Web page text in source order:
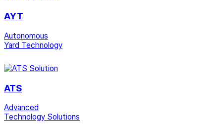
AYT
Autonomous
Yard Technology
ATS
Advanced
Technology Solutions